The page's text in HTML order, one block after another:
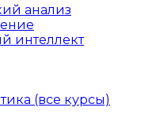
анализ
интеллект
(все курсы)